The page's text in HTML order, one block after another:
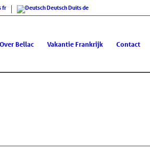
fr DeutschDuitsde
Over Bellac Vakantie Frankrijk Contact